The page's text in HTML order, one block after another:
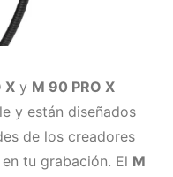
X y M 90 PRO X
y están diseñados
de los creadores
tu grabación. El M